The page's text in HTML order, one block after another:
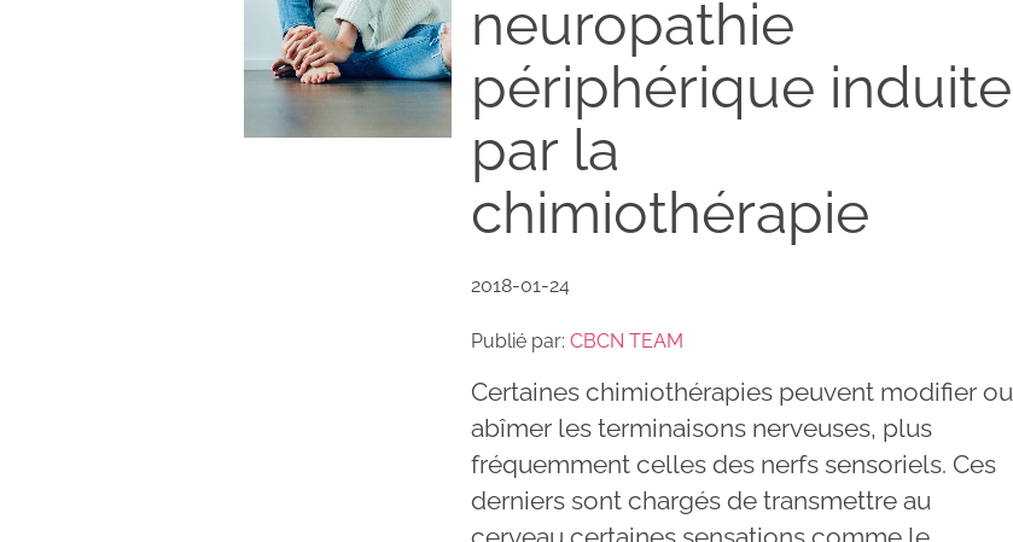
neuropathie
périphérique induite
par la
chimiothérapie
2018-01-24
Publié par: CBCN TEAM
Certaines chimiothérapies peuvent modifier ou
abîmer les terminaisons nerveuses, plus
fréquemment celles des nerfs sensoriels. Ces
derniers sont chargés de transmettre au
cerveau certaines sensations comme le